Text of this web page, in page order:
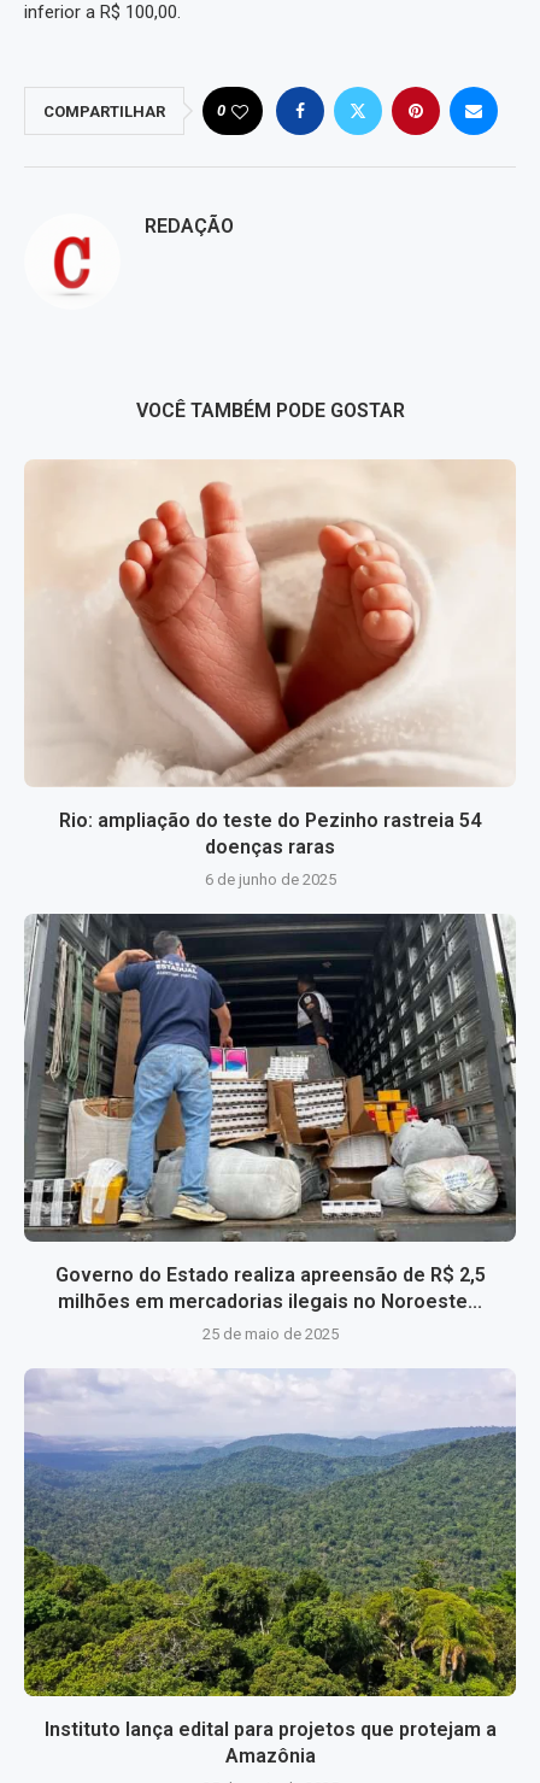
inferior a R$ 100,00.
COMPARTILHAR 0
REDAÇÃO
VOCÊ TAMBÉM PODE GOSTAR
Rio: ampliação do teste do Pezinho rastreia 54
doenças raras
6 de junho de 2025
Governo do Estado realiza apreensão de R$ 2,5
milhões em mercadorias ilegais no Noroeste...
25 de maio de 2025
Instituto lança edital para projetos que protejam a
Amazônia